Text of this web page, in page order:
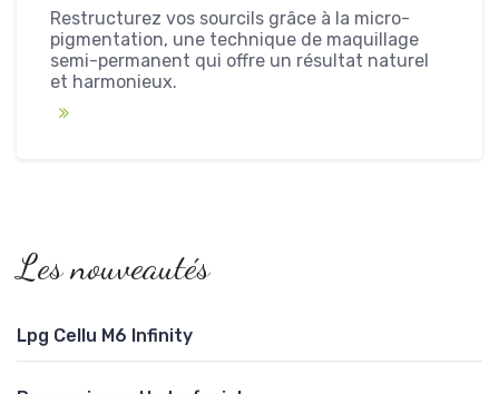
Restructurez vos sourcils grâce à la micro-
pigmentation, une technique de maquillage
semi-permanent qui offre un résultat naturel
et harmonieux.
Les nouveautés
Lpg Cellu M6 Infinity